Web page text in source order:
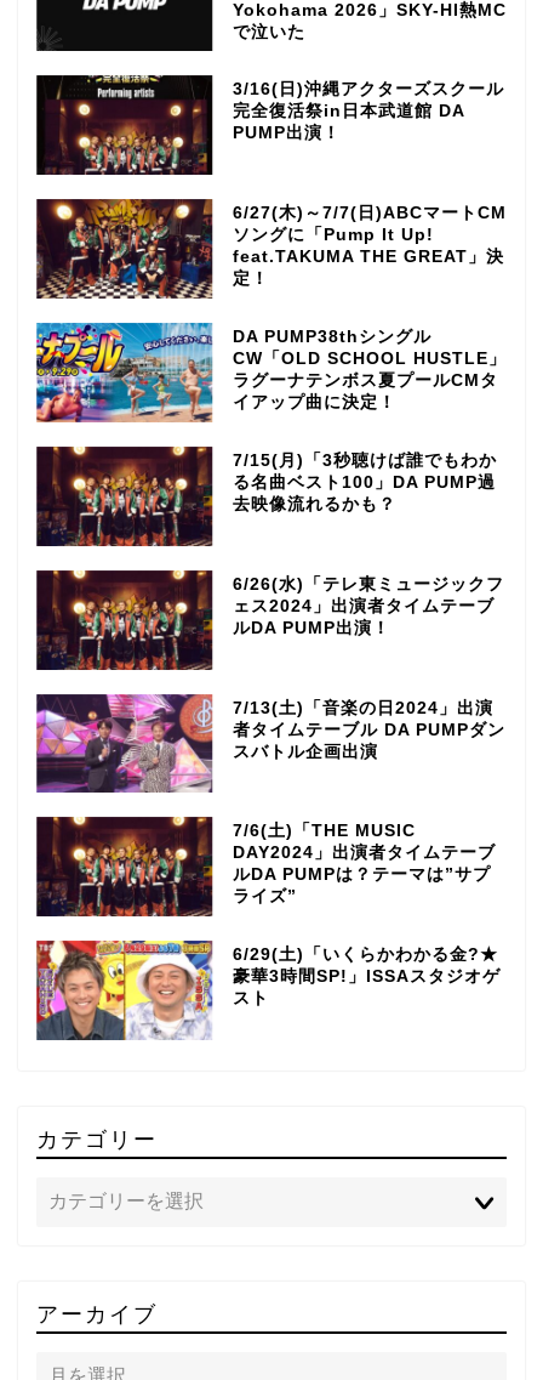
Yokohama 2026」SKY-HI熱MC
で泣いた
3/16(日)沖縄アクターズスクール
完全復活祭in日本武道館 DA
PUMP出演！
6/27(木)～7/7(日)ABCマートCM
ソングに「Pump It Up!
feat.TAKUMA THE GREAT」決
定！
DA PUMP38thシングル
CW「OLD SCHOOL HUSTLE」
ラグーナテンボス夏プールCMタ
イアップ曲に決定！
7/15(月)「3秒聴けば誰でもわか
る名曲ベスト100」DA PUMP過
去映像流れるかも？
6/26(水)「テレ東ミュージックフ
ェス2024」出演者タイムテーブ
ルDA PUMP出演！
7/13(土)「音楽の日2024」出演
者タイムテーブル DA PUMPダン
スバトル企画出演
7/6(土)「THE MUSIC
DAY2024」出演者タイムテーブ
ルDA PUMPは？テーマは”サプ
ライズ”
6/29(土)「いくらかわかる金?★
豪華3時間SP!」ISSAスタジオゲ
スト
カテゴリー
アーカイブ